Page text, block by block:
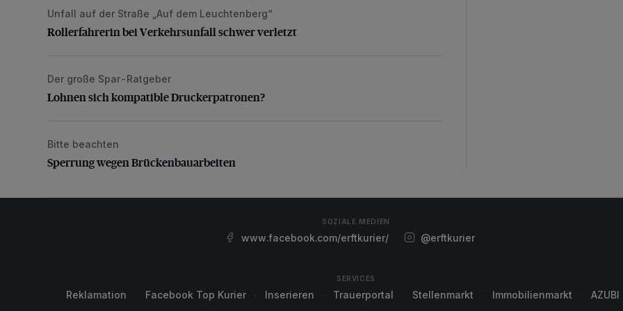
Rollerfahrerin bei Verkehrsunfall schwer verletzt
Unfall auf der Straße „Auf dem Leuchtenberg“
Rollerfahrerin bei Verkehrsunfall schwer verletzt
Lohnen sich kompatible Druckerpatronen?
Der große Spar-Ratgeber
Lohnen sich kompatible Druckerpatronen?
Sperrung wegen Brückenbauarbeiten
Bitte beachten
Sperrung wegen Brückenbauarbeiten
SOZIALE MEDIEN
www.facebook.com/erftkurier/ @erftkurier
SERVICES
Reklamation Facebook Top Kurier Inserieren Trauerportal Stellenmarkt Immobilienmarkt AZUBI